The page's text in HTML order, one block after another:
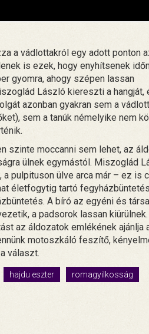
a vádlottakról egy adott ponton
is ezek, hogy enyhítsenek
gyomra, ahogy szépen lassan
László kiereszti a hangját,
azonban gyakran sem a
sem a tanúk némelyike nem
szinte moccanni sem lehet, az
ülnek egymástól. Miszoglád
pulpituson ülve arca már – ez is
életfogytig tartó
A bíró az egyéni és
a padsorok lassan kiürülnek.
az áldozatok emlékének ajánlja
motoszkáló feszítő,
választ.
hajdu eszter romagyilkosság